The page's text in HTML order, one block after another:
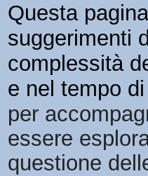
Questa
suggerimenti
complessità
e nel tempo
per
essere
questione